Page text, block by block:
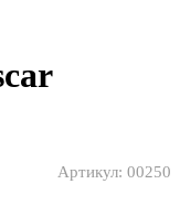
Артикул: 00250